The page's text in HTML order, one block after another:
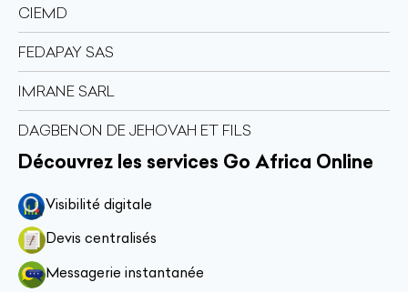
CIEMD
FEDAPAY SAS
IMRANE SARL
DAGBENON DE JEHOVAH ET FILS
Découvrez les services Go Africa Online
Visibilité digitale
Devis centralisés
Messagerie instantanée